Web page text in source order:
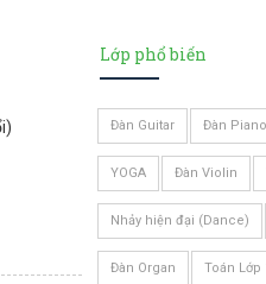
Lớp phổ biến
Đàn Guitar Đàn Piano
YOGA Đàn Violin
Nhảy hiện đại (Dance)
Đàn Organ Toán Lớp